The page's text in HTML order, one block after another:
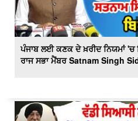
ਪੰਜਾਬ ਲਈ ਕਣਕ ਦੇ ਖ਼ਰੀਦ ਨਿਯਮਾਂ 'ਚ
ਰਾਜ ਸਭਾ ਮੈਂਬਰ Satnam Singh